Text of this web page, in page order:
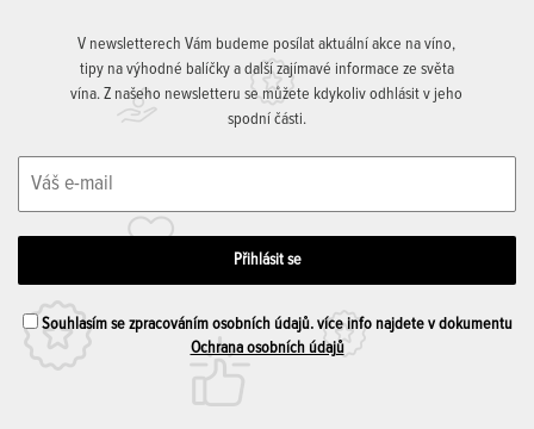
V newsletterech Vám budeme posílat aktuální akce na víno,
tipy na výhodné balíčky a další zajímavé informace ze světa
vína. Z našeho newsletteru se můžete kdykoliv odhlásit v jeho
spodní části.
Souhlasím se zpracováním osobních údajů. více info najdete v dokumentu
Ochrana osobních údajů